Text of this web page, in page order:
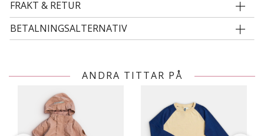
FRAKT & RETUR
BETALNINGSALTERNATIV
ANDRA TITTAR PÅ